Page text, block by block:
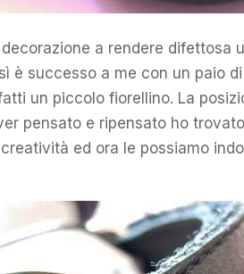
a rendere difettosa
è successo a me con un paio
un piccolo fiorellino. La
pensato e ripensato ho
ed ora le possiamo